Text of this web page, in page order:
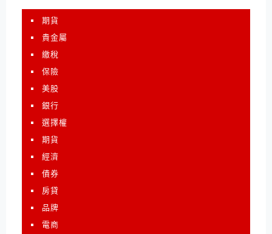
期貨
貴金屬
繳稅
保險
美股
銀行
選擇權
期貨
經濟
債券
房貸
品牌
電商